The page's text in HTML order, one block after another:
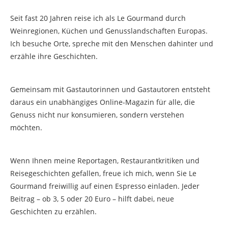
Seit fast 20 Jahren reise ich als Le Gourmand durch
Weinregionen, Küchen und Genusslandschaften Europas.
Ich besuche Orte, spreche mit den Menschen dahinter und
erzähle ihre Geschichten.
Gemeinsam mit Gastautorinnen und Gastautoren entsteht
daraus ein unabhängiges Online-Magazin für alle, die
Genuss nicht nur konsumieren, sondern verstehen
möchten.
Wenn Ihnen meine Reportagen, Restaurantkritiken und
Reisegeschichten gefallen, freue ich mich, wenn Sie Le
Gourmand freiwillig auf einen Espresso einladen. Jeder
Beitrag – ob 3, 5 oder 20 Euro – hilft dabei, neue
Geschichten zu erzählen.